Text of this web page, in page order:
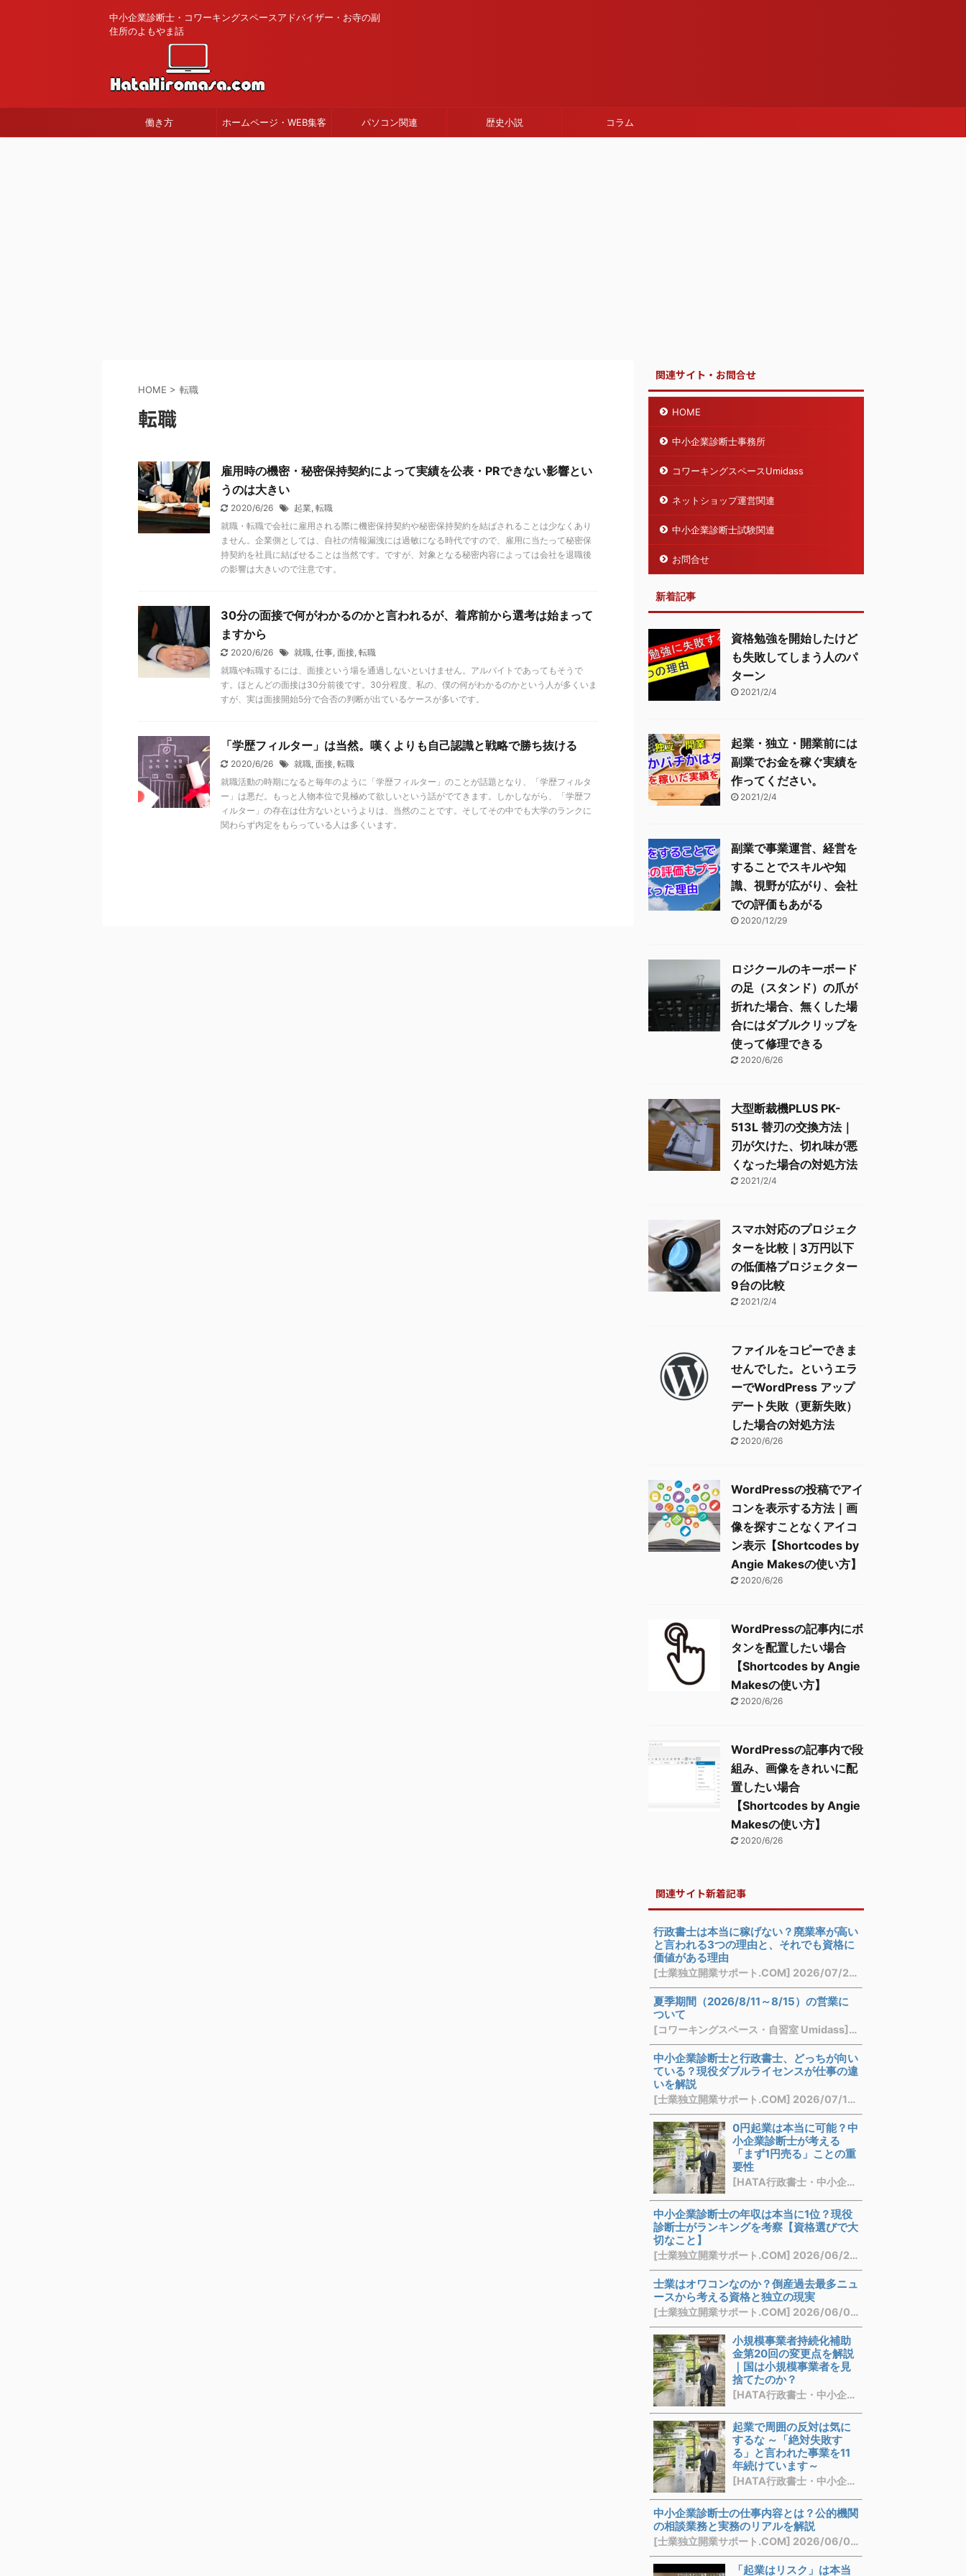
中小企業診断士・コワーキングスペースアドバイザー・お寺の副
住所のよもやま話
働き方 ホームページ・WEB集客 パソコン関連 歴史小説 コラム
HOME > 転職
転職
雇用時の機密・秘密保持契約によって実績を公表・PRできない影響とい
うのは大きい
2020/6/26 起業, 転職
就職・転職で会社に雇用される際に機密保持契約や秘密保持契約を結ばされることは少なくあり
ません。企業側としては、自社の情報漏洩には過敏になる時代ですので、雇用に当たって秘密保
持契約を社員に結ばせることは当然です。ですが、対象となる秘密内容によっては会社を退職後
の影響は大きいので注意です。
30分の面接で何がわかるのかと言われるが、着席前から選考は始まって
ますから
2020/6/26 就職, 仕事, 面接, 転職
就職や転職するには、面接という場を通過しないといけません。アルバイトであってもそうで
す。ほとんどの面接は30分前後です。30分程度、私の、僕の何がわかるのかという人が多くいま
すが、実は面接開始5分で合否の判断が出ているケースが多いです。
「学歴フィルター」は当然。嘆くよりも自己認識と戦略で勝ち抜ける
2020/6/26 就職, 面接, 転職
就職活動の時期になると毎年のように「学歴フィルター」のことが話題となり、「学歴フィルタ
ー」は悪だ。もっと人物本位で見極めて欲しいという話がでてきます。しかしながら、「学歴フ
ィルター」の存在は仕方ないというよりは、当然のことです。そしてその中でも大学のランクに
関わらず内定をもらっている人は多くいます。
関連サイト・お問合せ
HOME
中小企業診断士事務所
コワーキングスペースUmidass
ネットショップ運営関連
中小企業診断士試験関連
お問合せ
新着記事
資格勉強を開始したけど
も失敗してしまう人のパ
ターン
2021/2/4
起業・独立・開業前には
副業でお金を稼ぐ実績を
作ってください。
2021/2/4
副業で事業運営、経営を
することでスキルや知
識、視野が広がり、会社
での評価もあがる
2020/12/29
ロジクールのキーボード
の足（スタンド）の爪が
折れた場合、無くした場
合にはダブルクリップを
使って修理できる
2020/6/26
大型断裁機PLUS PK-
513L 替刃の交換方法｜
刃が欠けた、切れ味が悪
くなった場合の対処方法
2021/2/4
スマホ対応のプロジェク
ターを比較｜3万円以下
の低価格プロジェクター
9台の比較
2021/2/4
ファイルをコピーできま
せんでした。というエラ
ーでWordPress アップ
デート失敗（更新失敗）
した場合の対処方法
2020/6/26
WordPressの投稿でアイ
コンを表示する方法｜画
像を探すことなくアイコ
ン表示【Shortcodes by
Angie Makesの使い方】
2020/6/26
WordPressの記事内にボ
タンを配置したい場合
【Shortcodes by Angie
Makesの使い方】
2020/6/26
WordPressの記事内で段
組み、画像をきれいに配
置したい場合
【Shortcodes by Angie
Makesの使い方】
2020/6/26
関連サイト新着記事
行政書士は本当に稼げない？廃業率が高い
と言われる3つの理由と、それでも資格に
価値がある理由
[士業独立開業サポート.COM] 2026/07/28 21:16
夏季期間（2026/8/11～8/15）の営業に
ついて
[コワーキングスペース・自習室 Umidass] 2026/07/21 22:07
中小企業診断士と行政書士、どっちが向い
ている？現役ダブルライセンスが仕事の違
いを解説
[士業独立開業サポート.COM] 2026/07/13 13:57
0円起業は本当に可能？中
小企業診断士が考える
「まず1円売る」ことの重
要性
[HATA行政書士・中小企業診断士事務所] 2026/07/03 21:10
中小企業診断士の年収は本当に1位？現役
診断士がランキングを考察【資格選びで大
切なこと】
[士業独立開業サポート.COM] 2026/06/29 21:14
士業はオワコンなのか？倒産過去最多ニュ
ースから考える資格と独立の現実
[士業独立開業サポート.COM] 2026/06/08 21:39
小規模事業者持続化補助
金第20回の変更点を解説
｜国は小規模事業者を見
捨てたのか？
[HATA行政書士・中小企業診断士事務所] 2026/06/08 21:17
起業で周囲の反対は気に
するな ～「絶対失敗す
る」と言われた事業を11
年続けています～
[HATA行政書士・中小企業診断士事務所] 2026/06/02 22:31
中小企業診断士の仕事内容とは？公的機関
の相談業務と実務のリアルを解説
[士業独立開業サポート.COM] 2026/06/01 10:17
「起業はリスク」は本当